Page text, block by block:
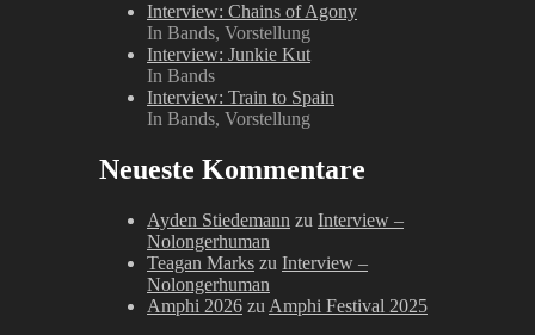
Interview: Chains of Agony
In Bands, Vorstellung
Interview: Junkie Kut
In Bands
Interview: Train to Spain
In Bands, Vorstellung
Neueste Kommentare
Ayden Stiedemann zu Interview –
Nolongerhuman
Teagan Marks zu Interview –
Nolongerhuman
Amphi 2026 zu Amphi Festival 2025